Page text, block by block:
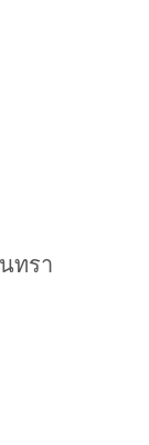
ทรา